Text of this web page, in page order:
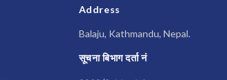
Address
Balaju, Kathmandu, Nepal.
सूचना बिभाग दर्ता नं